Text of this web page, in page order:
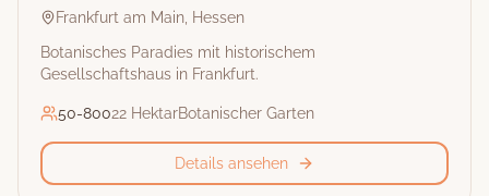
Frankfurt am Main Hessen
Botanisches Paradies mit historischem
Gesellschaftshaus in Frankfurt.
50-80022 HektarBotanischer Garten
Details ansehen